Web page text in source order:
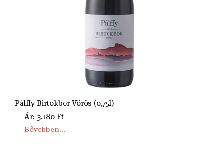
Pálffy Birtokbor Vörös (0,75l)
Ár: 3.180 Ft
Bővebben...